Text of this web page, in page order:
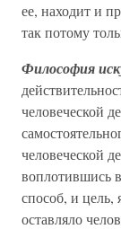
ее, находит и
так потому
Философия
человеческой
человеческой
воплотившись
способ, и цель,
оставляло